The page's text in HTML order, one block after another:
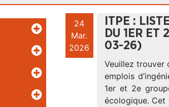
24
Mar.
2026
ITPE :
DU 1ER ET
03-26)
Veuillez trouver
emplois
1er et 2e
écologique. Cet